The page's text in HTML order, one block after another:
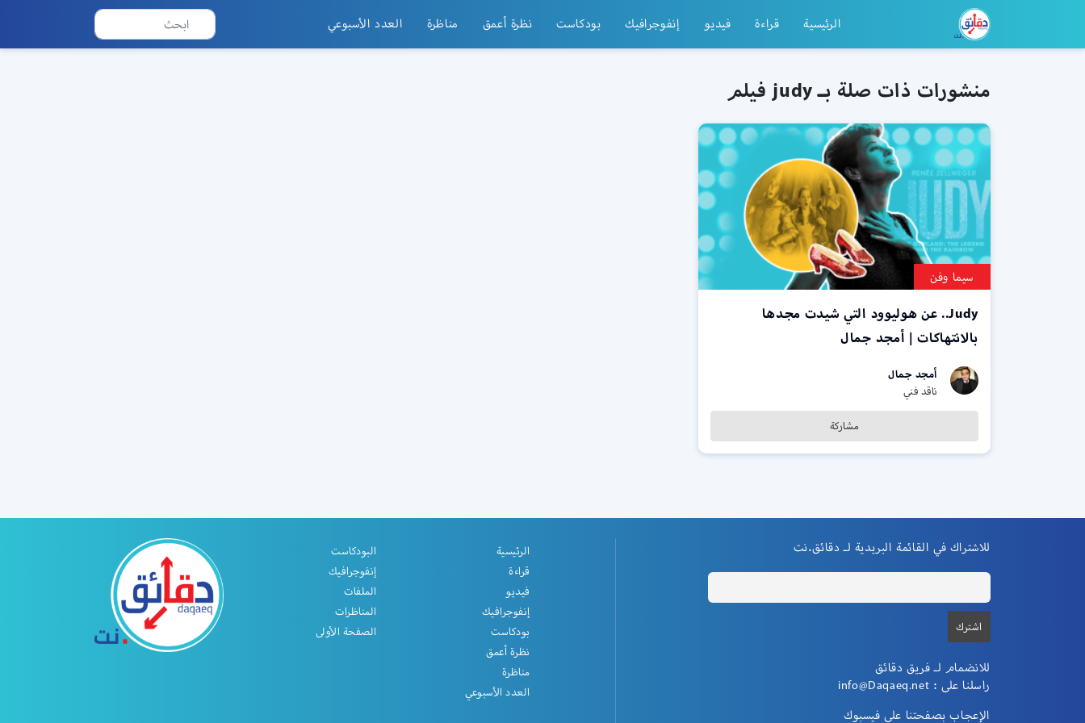
الرئيسية قراءة فيديو إنفوجرافيك بودكاست نظرة أعمق مناظرة العدد الأسبوعي
منشورات ذات صلة بـ judy فيلم
سيما وفن
Judy.. عن هوليوود التي شيدت مجدها
بالانتهاكات | أمجد جمال
أمجد جمال
ناقد فني
مشاركة
للاشتراك في القائمة البريدية لـ دقائق.نت
للانضمام لـ فريق دقائق
راسلنا على : info@Daqaeq.net
الإعجاب بصفحتنا علي فيسبوك
الرئيسية
قراءة
فيديو
إنفوجرافيك
بودكاست
نظرة أعمق
مناظرة
العدد الأسبوعي
البودكاست
إنفوجرافيك
الملفات
المناظرات
الصفحة الأولى